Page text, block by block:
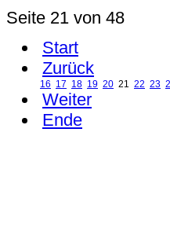
Seite 21 von 48
Start
Zurück
16 17 18 19 20 21 22 23
Weiter
Ende